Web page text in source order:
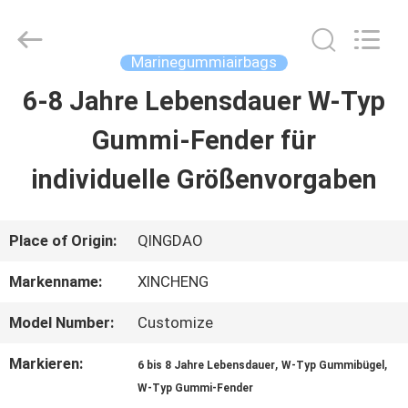
HAUS
PRODUKTE
VR
SHOW
UNS
Rubber
Products
Rights
Marinegummiairbags
6-8 Jahre Lebensdauer W-Typ
Gummi-Fender für
individuelle Größenvorgaben
Place of Origin: QINGDAO
Markenname: XINCHENG
Model Number: Customize
Markieren: 6 bis 8 Jahre Lebensdauer,W-Typ Gummibügel ,
W-Typ Gummi-Fender